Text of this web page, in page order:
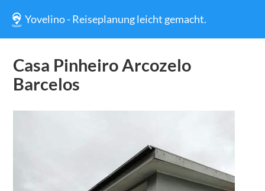
Yovelino - Reiseplanung leicht gemacht.
Casa Pinheiro Arcozelo
Barcelos